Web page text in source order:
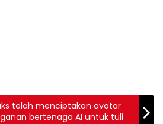
telah menciptakan avatar
bertenaga AI untuk tuli